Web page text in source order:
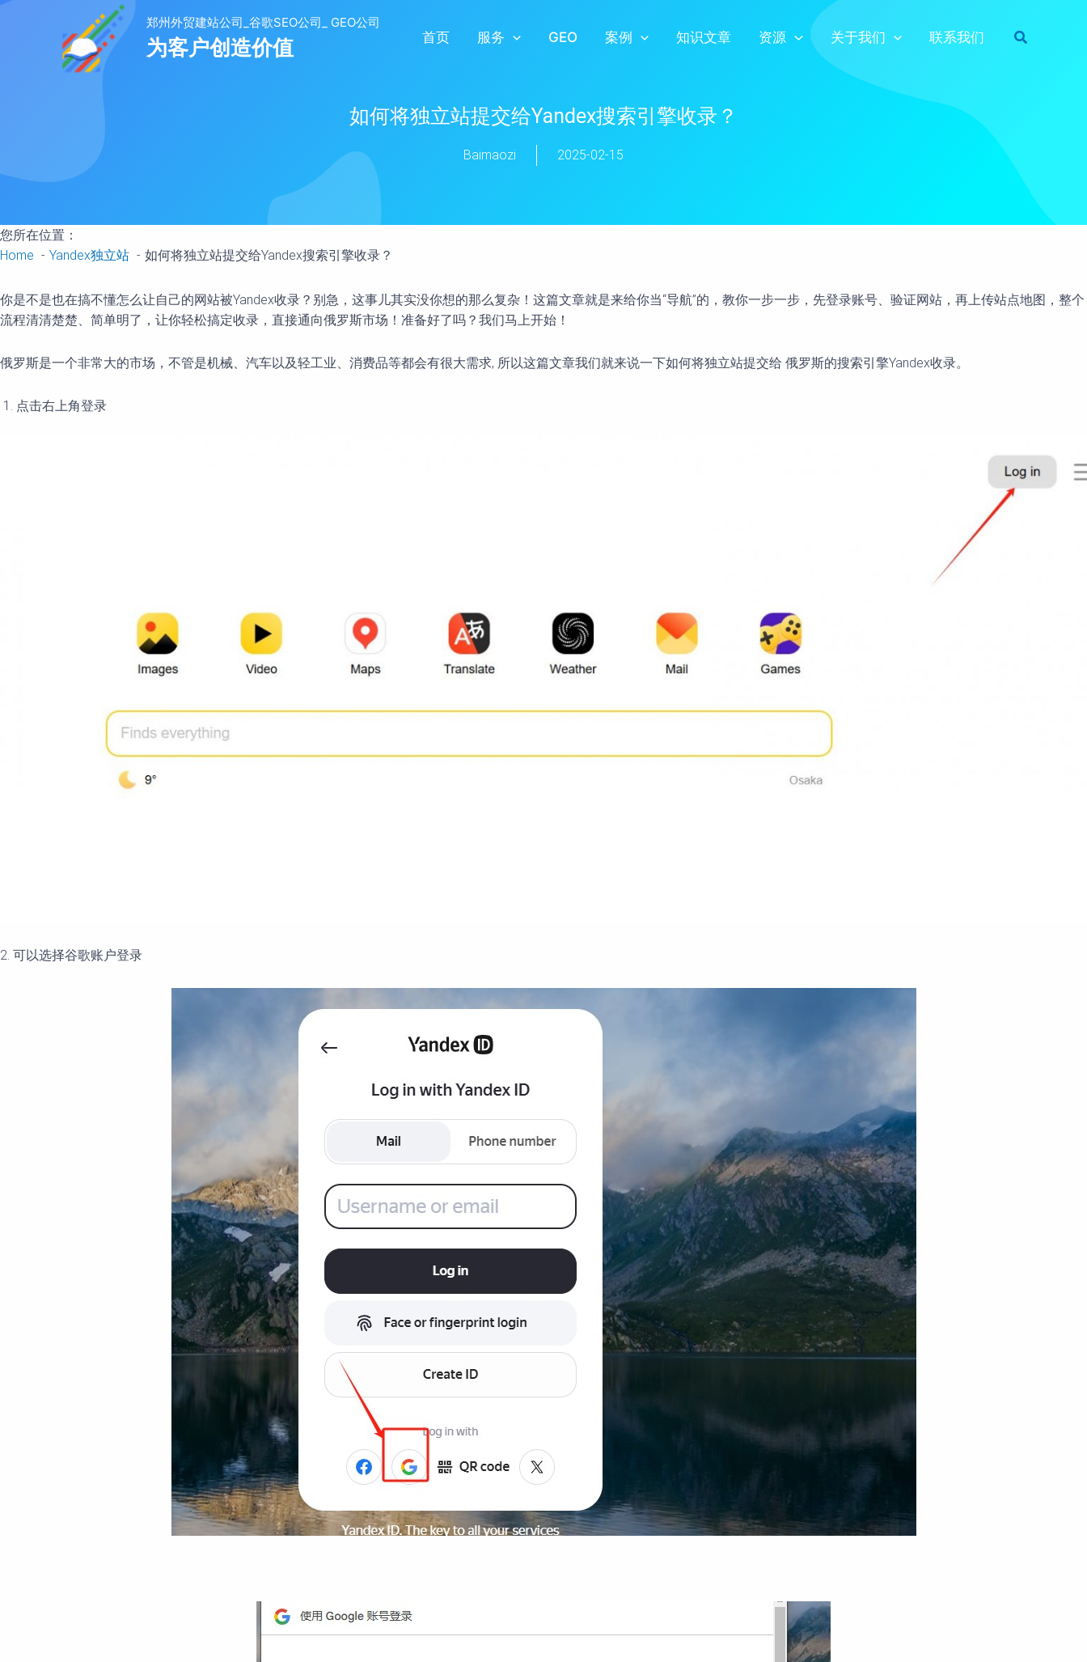
首页 服务 GEO 案例 知识文章 资源 关于我们 联系我们 Search
如何将独立站提交给Yandex搜索引擎收录？
Baimaozi 2025-02-15
您所在位置：
Home
Yandex独立站 如何将独立站提交给Yandex搜索引擎收录？
你是不是也在搞不懂怎么让自己的网站被Yandex收录？别急，这事儿其实没你想的那么复杂！这篇文章就是来给你当“导航”的，教你一步一步，先登录账号、验证网站，再上传站点地图，整个
流程清清楚楚、简单明了，让你轻松搞定收录，直接通向俄罗斯市场！准备好了吗？我们马上开始！
俄罗斯是一个非常大的市场，不管是机械、汽车以及轻工业、消费品等都会有很大需求, 所以这篇文章我们就来说一下如何将独立站提交给 俄罗斯的搜索引擎Yandex收录。
点击右上角登录
2. 可以选择谷歌账户登录